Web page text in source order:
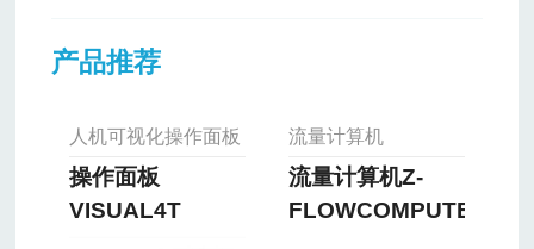
产品推荐
人机可视化操作面板
操作面板
VISUAL4T
流量计算机
流量计算机Z-
FLOWCOMPUTER